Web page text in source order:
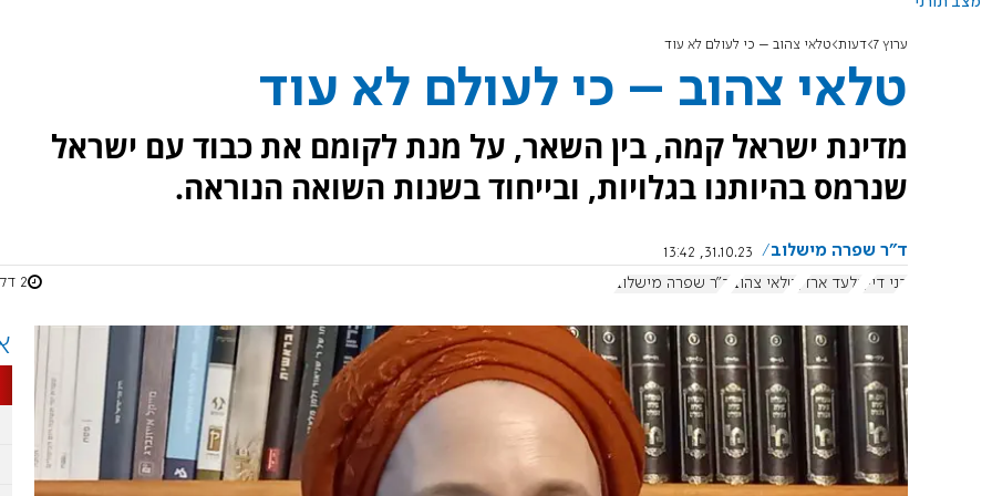
ערוץ 7 דעות טלאי צהוב – כי לעולם לא עוד
טלאי צהוב – כי לעולם לא עוד
מדינת ישראל קמה, בין השאר, על מנת לקומם את כבוד עם ישראל
שנרמס בהיותנו בגלויות, ובייחוד בשנות השואה הנוראה.
ד"ר שפרה מישלוב
31.10.23, 13:42
דני דיין
גלעד ארדן טלאי צהוב ד"ר שפרה מישלוב 2 דקות